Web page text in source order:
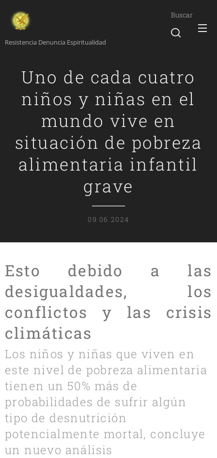
Resistencia Denuncia Espiritualidad
Buscar
Uno de cada cuatro
niños y niñas en el
mundo vive en
situación de pobreza
alimentaria infantil
grave
09.06.2024
Esto debido a las
desigualdades, los
conflictos y las crisis
climáticas
Los niños y niñas que viven en
este nivel de pobreza alimentaria
tienen un 50% más de
probabilidades de sufrir algún
tipo de desnutrición
potencialmente mortal, concluye
un nuevo análisis